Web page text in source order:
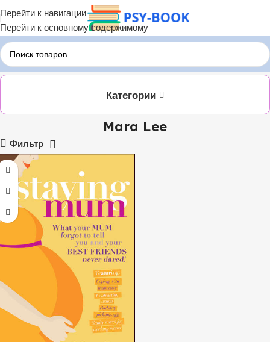
Перейти к навигации
Перейти к основному содержимому
Главная ЛИТРЕС Mara Lee
Категории
Mara Lee
Фильтр